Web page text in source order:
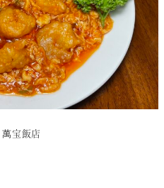
萬宝飯店